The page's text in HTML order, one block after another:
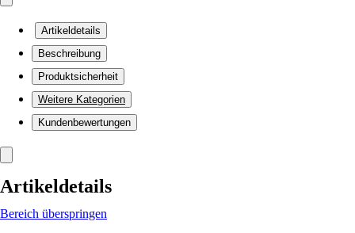
Artikeldetails
Beschreibung
Produktsicherheit
Weitere Kategorien
Kundenbewertungen
Artikeldetails
Bereich überspringen